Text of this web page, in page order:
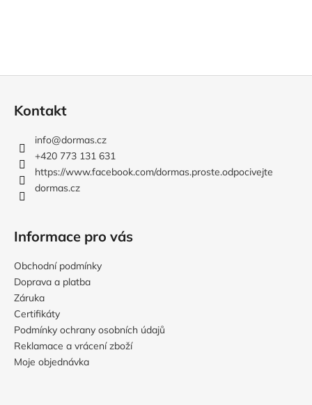
Kontakt
info@dormas.cz
+420 773 131 631
https://www.facebook.com/dormas.proste.odpocivejte
dormas.cz
Informace pro vás
Obchodní podmínky
Doprava a platba
Záruka
Certifikáty
Podmínky ochrany osobních údajů
Reklamace a vrácení zboží
Moje objednávka